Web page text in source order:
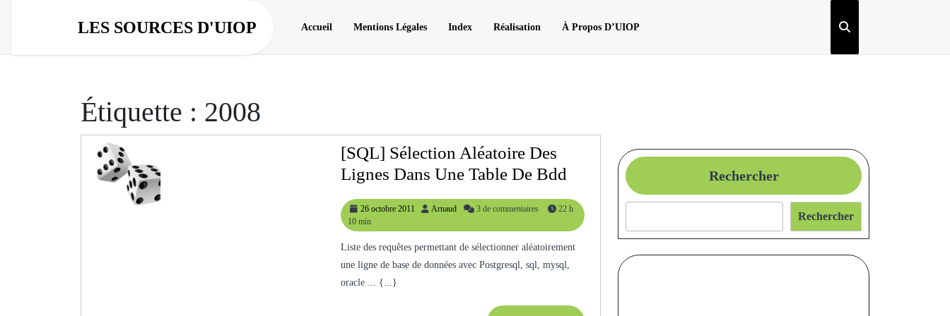
LES SOURCES D'UIOP Accueil Mentions Légales Index Réalisation À Propos D’UIOP
Étiquette : 2008
[SQL] Sélection Aléatoire Des
Lignes Dans Une Table De Bdd
Sélection
Aléatoire
Des
26 octobre 2011
26
2011
Arnaud Arnaud
3 de commentaires
22 h
10 min
Liste des requêtes permettant de sélectionner aléatoirement
une ligne de base de données avec Postgresql, sql, mysql,
oracle ... {...}
Rechercher
Rechercher